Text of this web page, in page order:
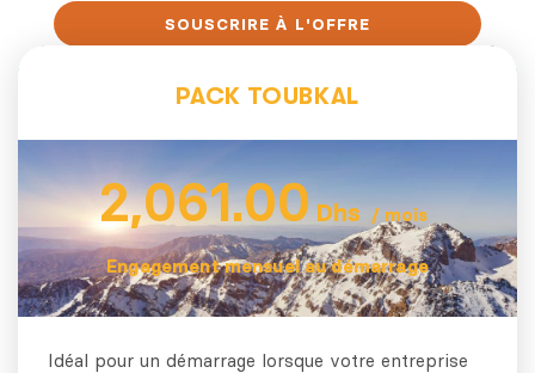
SOUSCRIRE À L'OFFRE
PACK TOUBKAL
2,061.00Dhs / mois
Engagement mensuel au démarrage
Idéal pour un démarrage lorsque votre entreprise